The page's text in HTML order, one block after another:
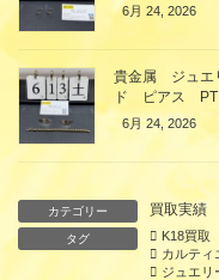
6月 24, 2026
貴金属 ジュ
ド ピアス
6月 24, 2026
カテゴリー 買取実績
タグ K18買取
カルティ
ジュエリ